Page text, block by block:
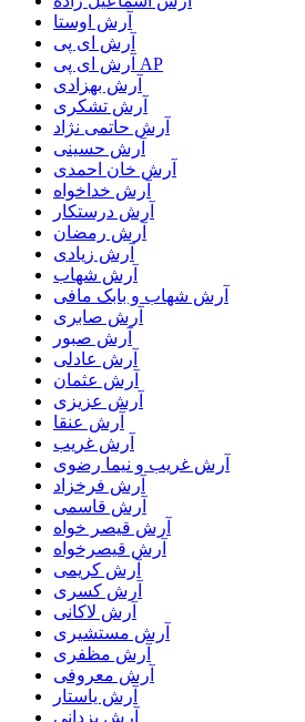
آرش اوستا
آرش ای پی
آرش ای پی AP
آرش بهزادی
آرش تشکری
آرش حاتمی نژاد
آرش حسینی
آرش خان احمدی
آرش خداخواه
آرش درستکار
آرش رمضان
آرش زیادی
آرش شهاب
آرش شهاب و بابک مافی
آرش صابری
آرش صبور
آرش عادلی
آرش عثمان
آرش عزیزی
آرش عنقا
آرش غریب
آرش غریب و نیما رضوی
آرش فرخزاد
آرش قاسمی
آرش قیصر خواه
آرش قیصرخواه
آرش کریمی
آرش کسری
آرش لاکانی
آرش مستشیری
آرش مظفری
آرش معروفی
آرش یاستار
آرش یزدانی